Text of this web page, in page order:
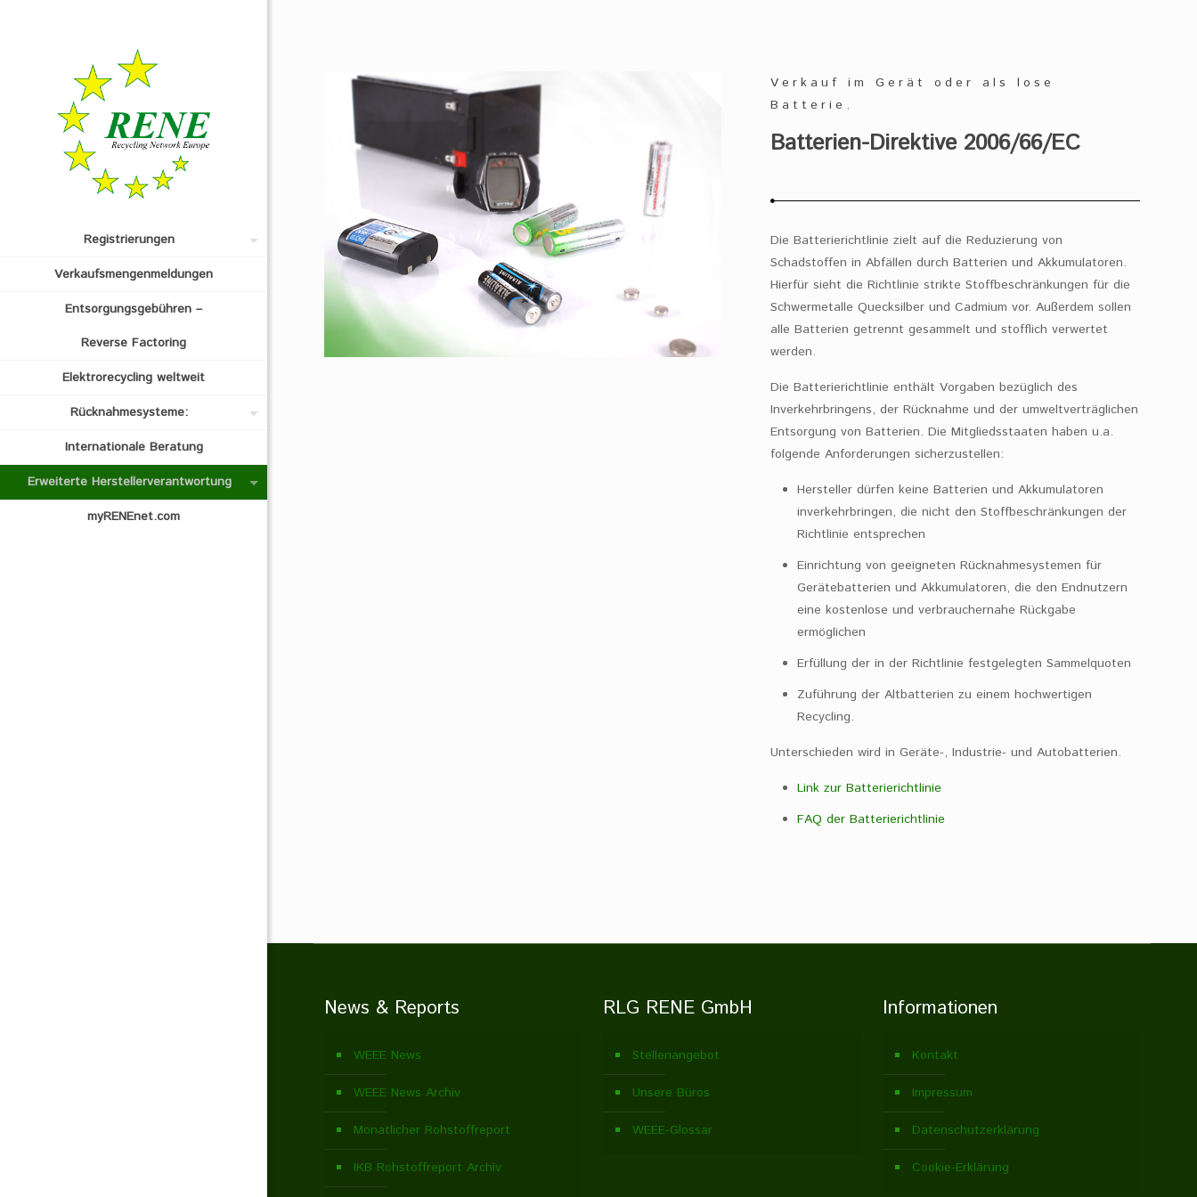
Registrierungen
Verkaufsmengenmeldungen
Entsorgungsgebühren –
Reverse Factoring
Elektrorecycling weltweit
Rücknahmesysteme:
Internationale Beratung
Erweiterte Herstellerverantwortung
myRENEnet.com
Verkauf im Gerät oder als lose
Batterie.
Batterien-Direktive 2006/66/EC
Die Batterierichtlinie zielt auf die Reduzierung von
Schadstoffen in Abfällen durch Batterien und Akkumulatoren.
Hierfür sieht die Richtlinie strikte Stoffbeschränkungen für die
Schwermetalle Quecksilber und Cadmium vor. Außerdem sollen
alle Batterien getrennt gesammelt und stofflich verwertet
werden.
Die Batterierichtlinie enthält Vorgaben bezüglich des
Inverkehrbringens, der Rücknahme und der umweltverträglichen
Entsorgung von Batterien. Die Mitgliedsstaaten haben u.a.
folgende Anforderungen sicherzustellen:
Hersteller dürfen keine Batterien und Akkumulatoren
inverkehrbringen, die nicht den Stoffbeschränkungen der
Richtlinie entsprechen
Einrichtung von geeigneten Rücknahmesystemen für
Gerätebatterien und Akkumulatoren, die den Endnutzern
eine kostenlose und verbrauchernahe Rückgabe
ermöglichen
Erfüllung der in der Richtlinie festgelegten Sammelquoten
Zuführung der Altbatterien zu einem hochwertigen
Recycling.
Unterschieden wird in Geräte-, Industrie- und Autobatterien.
Link zur Batterierichtlinie
FAQ der Batterierichtlinie
News & Reports
WEEE News
WEEE News Archiv
Monatlicher Rohstoffreport
IKB Rohstoffreport Archiv
RLG RENE GmbH
Stellenangebot
Unsere Büros
WEEE-Glossar
Informationen
Kontakt
Impressum
Datenschutzerklärung
Cookie-Erklärung